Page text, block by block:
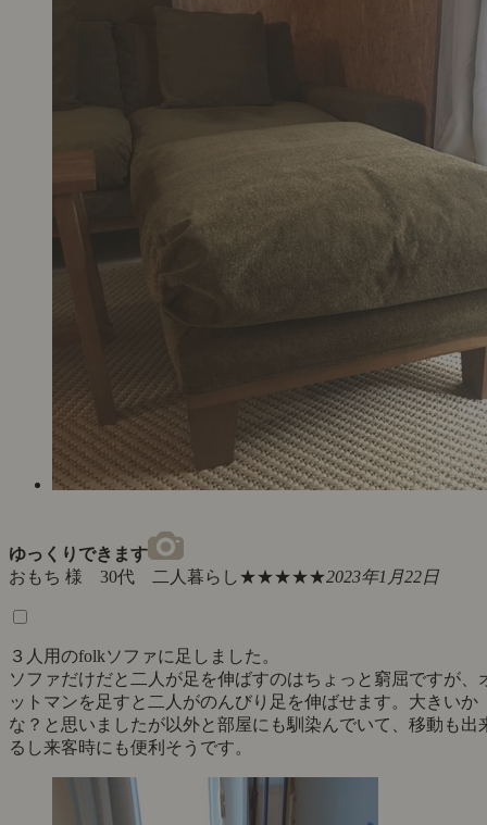
ゆっくりできます
おもち 様 30代 二人暮らし★★★★★2023年1月22日
３人用のfolkソファに足しました。
ソファだけだと二人が足を伸ばすのはちょっと窮屈ですが、
ットマンを足すと二人がのんびり足を伸ばせます。大きいか
な？と思いましたが以外と部屋にも馴染んでいて、移動も出
るし来客時にも便利そうです。